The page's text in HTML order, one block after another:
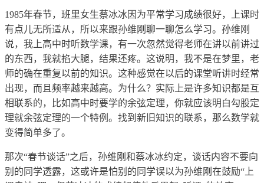
1985年春节，班里女生蔡冰冰因为平常学习成绩很好，上课时
有点儿无所适从，所以来跟孙维刚聊一聊怎么学习。孙维刚
说，我上高中时听数学课，有一次忽然觉得老师在讲以前讲过
的东西，我就掐大腿，结果还疼。这说明，我不是在梦里，老
师的确在重复以前的知识。这种感觉在以后的课堂听讲时经常
出现，而且频率越来越高。为什么？实际上是许多知识都是互
相联系的，比如高中时要学的余弦定理，你就应该明白勾股定
理就余弦定理的一个特例。找到新旧知识的联系，那么数学就
变得简单多了。
那次“春节谈话”之后，孙维刚和蔡冰冰约定，谈话内容不要向
别的同学透露，这或许是怕别的同学误以为孙维刚在鼓励“上